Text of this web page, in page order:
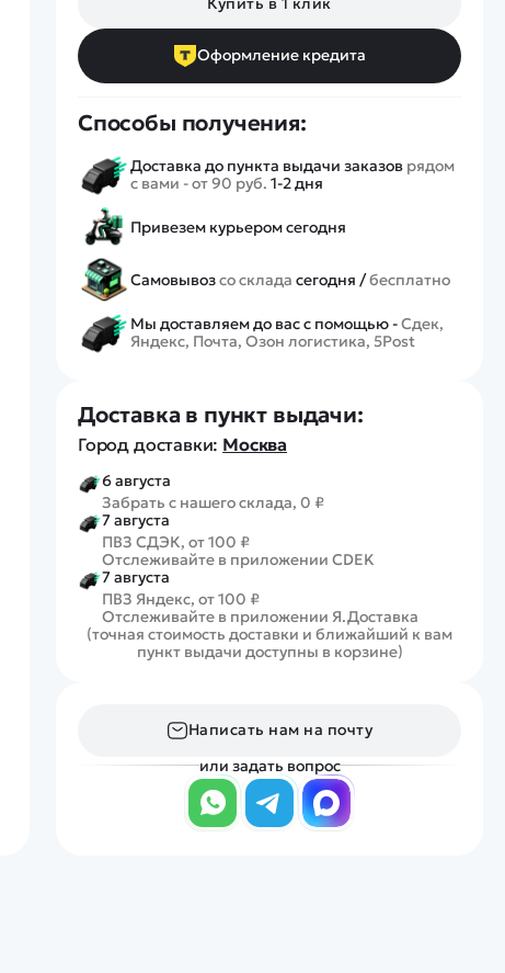
Оформление кредита
Способы получения:
Доставка до пункта выдачи заказов рядом
с вами - от 90 руб. 1-2 дня
Привезем курьером сегодня
Самовывозсо склада сегодня /бесплатно
Мы доставляем до вас с помощью -Сдек,
Яндекс, Почта, Озон логистика, 5Post
Доставка в пункт выдачи:
Город доставки: Москва
6 августа
Забрать с нашего склада, 0 ₽
7 августа
ПВЗ СДЭК, от 100 ₽
Отслеживайте в приложении CDEK
7 августа
ПВЗ Яндекс, от 100 ₽
Отслеживайте в приложении Я.Доставка
(точная стоимость доставки и ближайший к вам
пункт выдачи доступны в корзине)
Написать нам на почту
или задать вопрос
Спецтехника
Конструкторы